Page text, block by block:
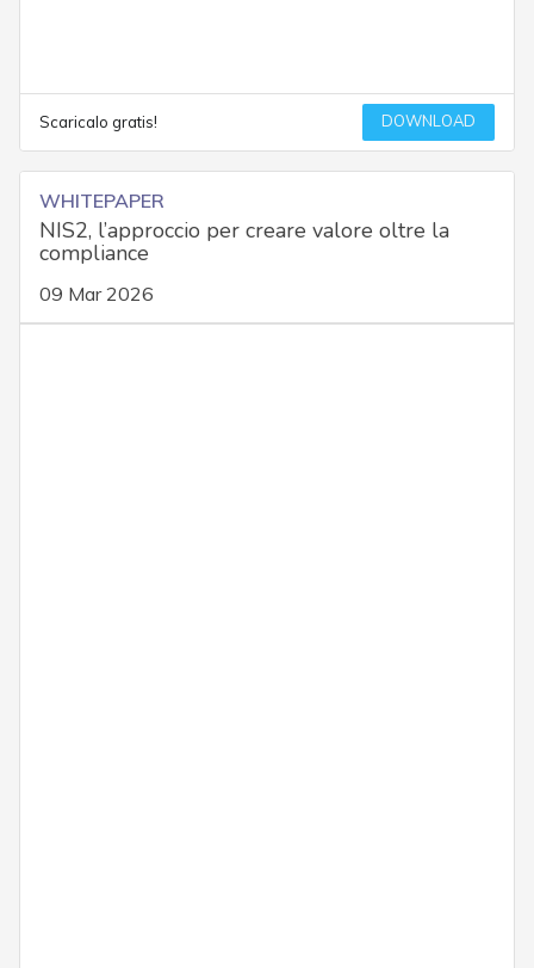
Scaricalo gratis! DOWNLOAD
WHITEPAPER
NIS2, l’approccio per creare valore oltre la
compliance
09 Mar 2026